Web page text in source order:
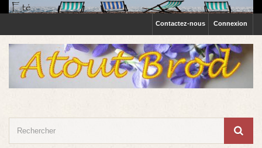
Connexion
Contactez-nous